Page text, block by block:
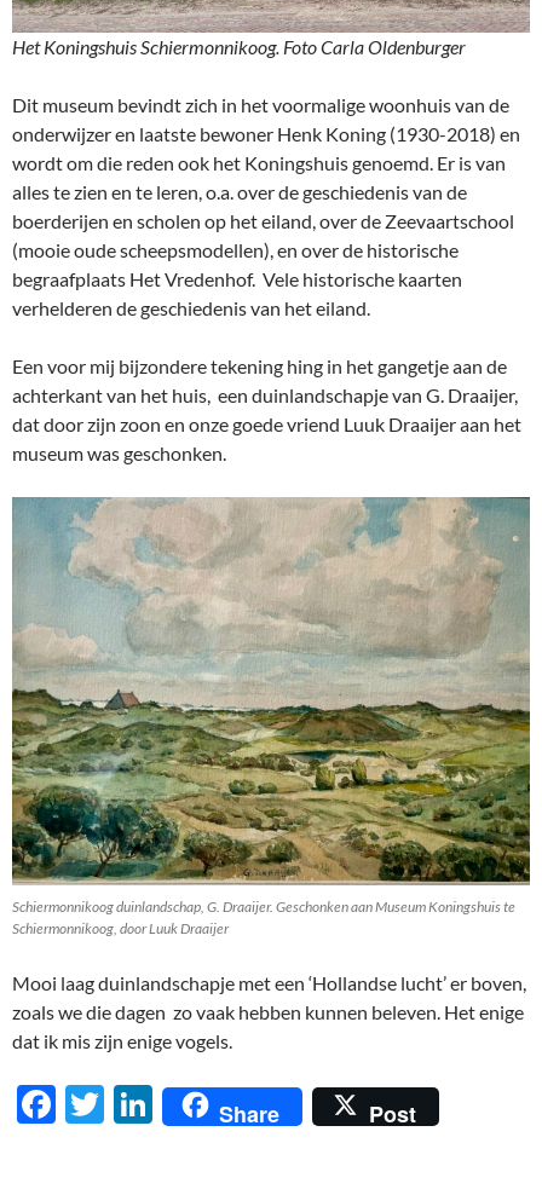
Het Koningshuis Schiermonnikoog. Foto Carla Oldenburger
Dit museum bevindt zich in het voormalige woonhuis van de
onderwijzer en laatste bewoner Henk Koning (1930-2018) en
wordt om die reden ook het Koningshuis genoemd. Er is van
alles te zien en te leren, o.a. over de geschiedenis van de
boerderijen en scholen op het eiland, over de Zeevaartschool
(mooie oude scheepsmodellen), en over de historische
begraafplaats Het Vredenhof. Vele historische kaarten
verhelderen de geschiedenis van het eiland.
Een voor mij bijzondere tekening hing in het gangetje aan de
achterkant van het huis, een duinlandschapje van G. Draaijer,
dat door zijn zoon en onze goede vriend Luuk Draaijer aan het
museum was geschonken.
Schiermonnikoog duinlandschap, G. Draaijer. Geschonken aan Museum Koningshuis te
Schiermonnikoog, door Luuk Draaijer
Mooi laag duinlandschapje met een ‘Hollandse lucht’ er boven,
zoals we die dagen zo vaak hebben kunnen beleven. Het enige
dat ik mis zijn enige vogels.
F
T
Li
Share Post